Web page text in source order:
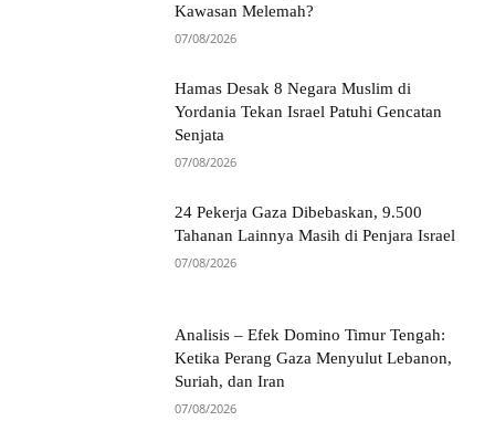
Kawasan Melemah?
07/08/2026
Hamas Desak 8 Negara Muslim di
Yordania Tekan Israel Patuhi Gencatan
Senjata
07/08/2026
24 Pekerja Gaza Dibebaskan, 9.500
Tahanan Lainnya Masih di Penjara Israel
07/08/2026
Analisis – Efek Domino Timur Tengah:
Ketika Perang Gaza Menyulut Lebanon,
Suriah, dan Iran
07/08/2026